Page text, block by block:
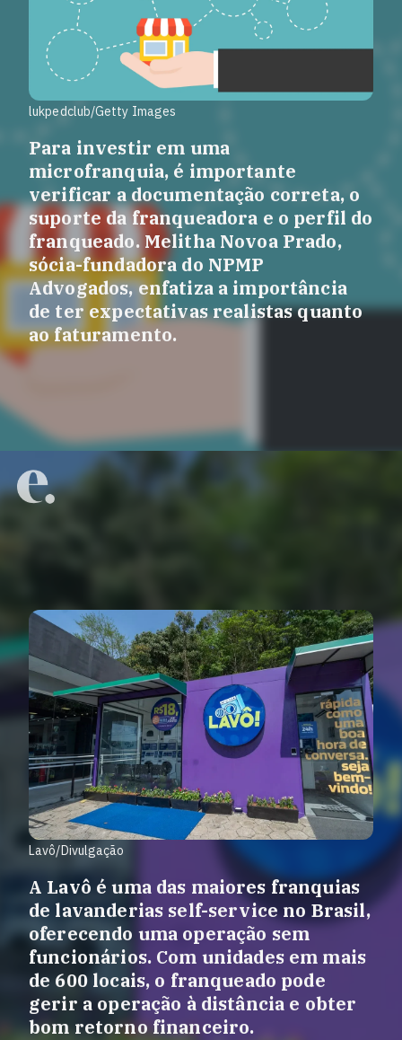
lukpedclub/Getty Images
Para investir em uma
microfranquia, é importante
verificar a documentação correta, o
suporte da franqueadora e o perfil do
franqueado. Melitha Novoa Prado,
sócia-fundadora do NPMP
Advogados, enfatiza a importância
de ter expectativas realistas quanto
ao faturamento.
Lavô/Divulgação
A Lavô é uma das maiores franquias
de lavanderias self-service no Brasil,
oferecendo uma operação sem
funcionários. Com unidades em mais
de 600 locais, o franqueado pode
gerir a operação à distância e obter
bom retorno financeiro.